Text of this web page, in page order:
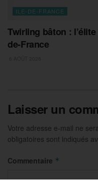
ILE-DE-FRANCE
Twirling bâton :
de-France
Laisser un
Votre adresse e-mail ne
obligatoires sont indiqués
Commentaire *